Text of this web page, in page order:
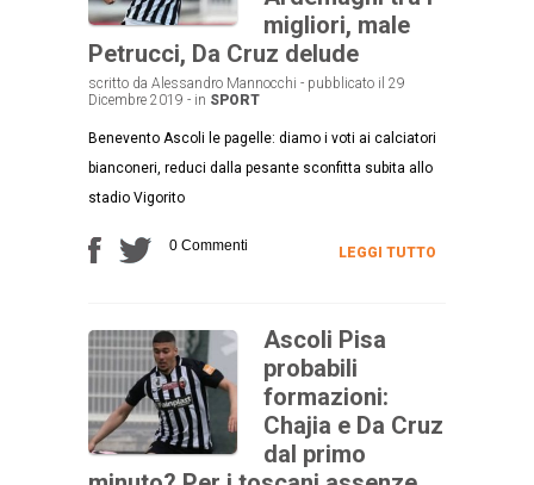
migliori, male
Petrucci, Da Cruz delude
scritto da Alessandro Mannocchi - pubblicato il 29
Dicembre 2019 - in SPORT
Benevento Ascoli le pagelle: diamo i voti ai calciatori
bianconeri, reduci dalla pesante sconfitta subita allo
stadio Vigorito
0 Commenti LEGGI TUTTO
Ascoli Pisa
probabili
formazioni:
Chajia e Da Cruz
dal primo